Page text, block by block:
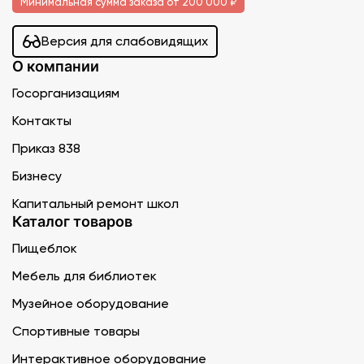
Версия для слабовидящих
О компании
Госорганизациям
Контакты
Приказ 838
Бизнесу
Капитальный ремонт школ
Каталог товаров
Пищеблок
Мебель для библиотек
Музейное оборудование
Спортивные товары
Интерактивное оборудование